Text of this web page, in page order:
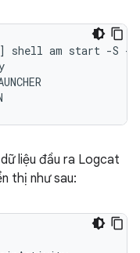
shell am start -S -W
liệu đầu ra Logcat
thị như sau: